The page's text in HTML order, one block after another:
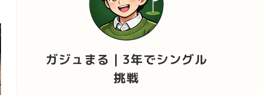
ガジュまる｜3年でシングル
挑戦